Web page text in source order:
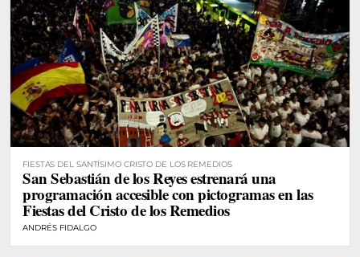
FIESTAS DEL SANTÍSIMO CRISTO DE LOS REMEDIOS
San Sebastián de los Reyes estrenará una
programación accesible con pictogramas en las
Fiestas del Cristo de los Remedios
ANDRÉS FIDALGO